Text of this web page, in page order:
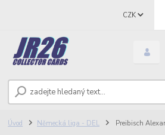
CZK
Úvod Německá liga - DEL Preibisch